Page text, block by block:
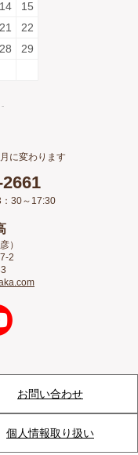
に変わります
30～17:30
）
2
お問い合わせ
個人情報取り扱い